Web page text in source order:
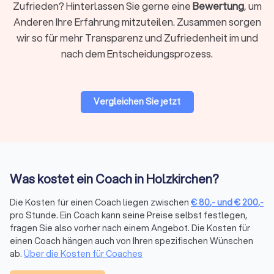
mentaler Motivation, oft als Ergänzung zu
ganzheitlichem Gesundheitscoaching.
Ernährungscoaching und Gesundheitsberatung:
begleitet Sie auf dem Weg zu einem gesünderen
Lebensstil mit individueller Ernährung und Bewegung.
Teamprozessen und Veränderungsmanagement.
Die Kosten für Coaching variieren je nach Art des Coachings,
Qualifikation des Coaches und Dauer der Sitzungen. Im
Durchschnitt liegen die Preise pro Sitzungzwischen € 80,-
und € 200,- . Dabei sind Formate wieLife Coachingoder
Personal Coachinghäufig günstiger, währendBusiness
CoachingoderFührungskräfte-Coachinghöherpreisig
ausfallen können.
Viele Coaches bieten sowohl
Zufrieden? Hinterlassen Sie gerne eineBewertung, um
Anderen Ihre Erfahrung mitzuteilen. Zusammen sorgen
wir so für mehr Transparenz und Zufriedenheit im und
nach dem Entscheidungsprozess.
Vergleichen Sie jetzt
Was kostet ein Coach in Holzkirchen?
Die Kosten für einen Coach liegen zwischen €80,-und€200,-
pro Stunde. Ein Coach kann seine Preise selbst festlegen,
fragen Sie also vorher nach einem Angebot. Die Kosten für
einen Coach hängen auch von Ihren spezifischen Wünschen
ab. Über die Kosten für Coaches